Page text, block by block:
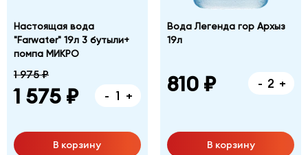
Настоящая вода
"Farwater" 19л 3 бутыли+
помпа МИКРО
1 975 ₽
1 575 ₽ - +
В корзину
Вода Легенда гор Архыз
19л
810 ₽ - +
В корзину